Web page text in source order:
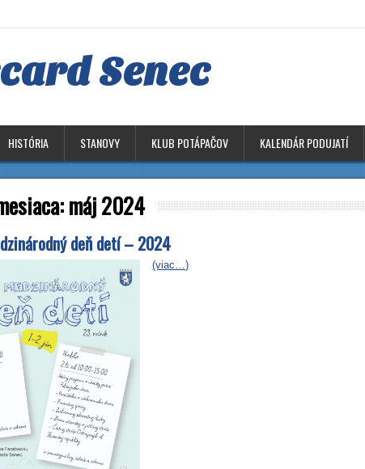
Senec
HISTÓRIA STANOVY KLUB POTÁPAČOV KALENDÁR PODUJATÍ
máj 2024
deň detí – 2024
(viac…)